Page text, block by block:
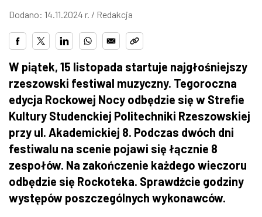
Dodano: 14.11.2024 r. / Redakcja
W piątek, 15 listopada startuje najgłośniejszy
rzeszowski festiwal muzyczny. Tegoroczna
edycja Rockowej Nocy odbędzie się w Strefie
Kultury Studenckiej Politechniki Rzeszowskiej
przy ul. Akademickiej 8. Podczas dwóch dni
festiwalu na scenie pojawi się łącznie 8
zespołów. Na zakończenie każdego wieczoru
odbędzie się Rockoteka. Sprawdźcie godziny
występów poszczególnych wykonawców.